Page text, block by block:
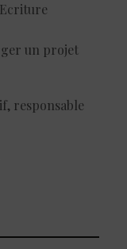
un projet
responsable